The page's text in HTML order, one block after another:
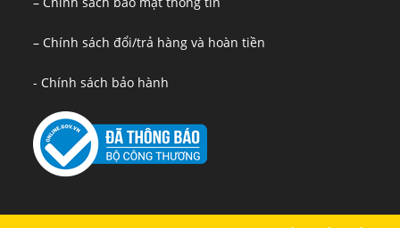
– Chính sách đổi/trả hàng và hoàn tiền
- Chính sách bảo hành